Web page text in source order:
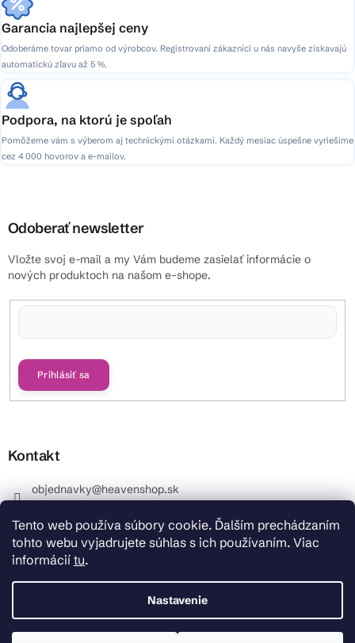
Tento web používa súbory cookie. Ďalším prechádzaním
tohto webu vyjadrujete súhlas s ich používaním. Viac
informácií tu.
Nastavenie
Garancia najlepšej ceny
Odoberáme tovar priamo od výrobcov. Registrovaní zákazníci u nás navyše získavajú
automatickú zľavu až 5 %.
Podpora, na ktorú je spoľah
Pomôžeme vám s výberom aj technickými otázkami. Každý mesiac úspešne vyriešime
cez 4 000 hovorov a e-mailov.
Odoberať newsletter
Vložte svoj e-mail a my Vám budeme zasielať informácie o
nových produktoch na našom e-shope.
Prihlásiť sa
Kontakt
objednavky@heavenshop.sk
_Info objednávky : +421 914 399 399 Pracovné dni od
8.00 hod. do 12.00 . REKLAMÁCIE : +421 914 399 399
HeavenShop.sk
HeavenShop.sk